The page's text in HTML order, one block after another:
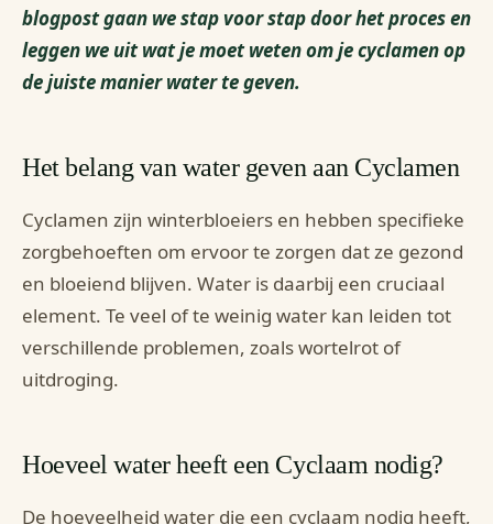
blogpost gaan we stap voor stap door het proces en
leggen we uit wat je moet weten om je cyclamen op
de juiste manier water te geven.
Het belang van water geven aan Cyclamen
Cyclamen zijn winterbloeiers en hebben specifieke
zorgbehoeften om ervoor te zorgen dat ze gezond
en bloeiend blijven. Water is daarbij een cruciaal
element. Te veel of te weinig water kan leiden tot
verschillende problemen, zoals wortelrot of
uitdroging.
Hoeveel water heeft een Cyclaam nodig?
De hoeveelheid water die een cyclaam nodig heeft,